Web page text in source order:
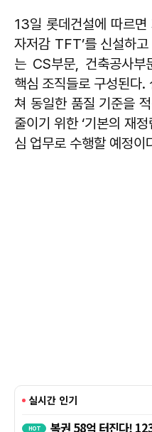
13일 롯데건설에 따르면
자저감 TFT’를 신설하
는 CS부문, 건축공사부
핵심 조직들로 구성된다
쳐 동일한 품질 기준을
줄이기 위한 ‘기본의 재정
심 업무로 수행할 예정이